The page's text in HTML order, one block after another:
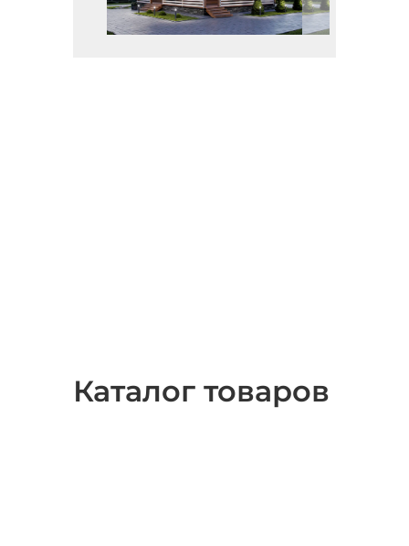
Каталог товаров